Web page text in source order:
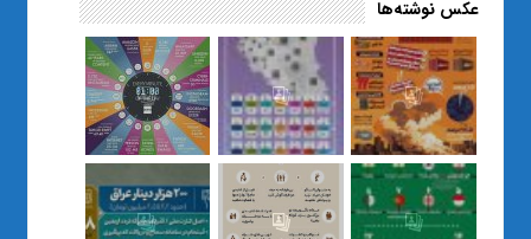
«صبر و اعتماد؛ روایت معلمی که
نسل Z را از بی‌هدفی به خودباوری
رساند / از یک کلاس ساده در قم تا
حضور مشترک معلم و هنرجویان
در مهم‌ترین گالری قرآنی هوش
مصنوعی تهران
عکس نوشته‌ها